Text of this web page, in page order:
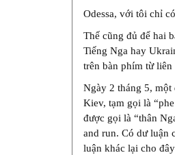
Odessa, với tôi chỉ
Thế cũng đủ để hai
Tiếng Nga hay
trên bàn phím từ
Ngày 2 tháng 5, một
Kiev, tạm gọi là
được gọi là “thân
and run. Có dư luận
luận khác lại cho